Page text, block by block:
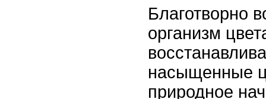
Благотворно
организм
насыщенные
природное